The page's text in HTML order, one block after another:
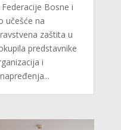
Bosne i
učešće na
zaštita u
predstavnike
i